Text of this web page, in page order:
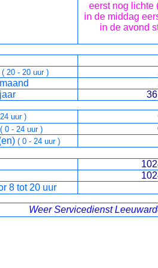
eerst nog lichte
in de middag
in de avond
5/
( 20 - 20 uur )
uur )
( 0 - 24 uur )
( 0 - 24 uur )
8 tot 20 uur
Weer Servicedienst